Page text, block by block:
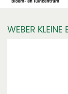
WEBER KLEINE